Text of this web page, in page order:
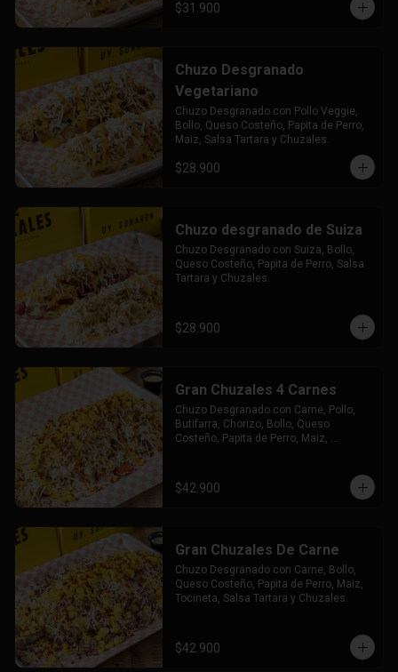
$31.900
Chuzo Desgranado
Vegetariano
Chuzo Desgranado con Pollo Veggie,
Bollo, Queso Costeño, Papita de Perro,
Maiz, Salsa Tartara y Chuzales.
$28.900
Chuzo desgranado de Suiza
Chuzo Desgranado con Suiza, Bollo,
Queso Costeño, Papita de Perro, Salsa
Tartara y Chuzales.
$28.900
Gran Chuzales 4 Carnes
Chuzo Desgranado con Carne, Pollo,
Butifarra, Chorizo, Bollo, Queso
Costeño, Papita de Perro, Maiz,
$42.900
Gran Chuzales De Carne
Chuzo Desgranado con Carne, Bollo,
Queso Costeño, Papita de Perro, Maiz,
Tocineta, Salsa Tartara y Chuzales.
$42.900